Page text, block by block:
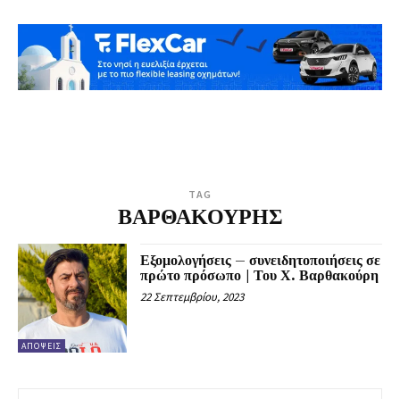
TAG
ΒΑΡΘΑΚΟΥΡΗΣ
ΑΠΌΨΕΙΣ
Εξομολογήσεις – συνειδητοποιήσεις σε
πρώτο πρόσωπο | Του Χ. Βαρθακούρη
22 Σεπτεμβρίου, 2023